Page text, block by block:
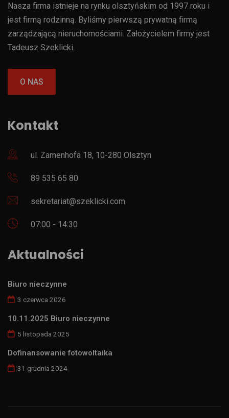
Nasza firma istnieje na rynku olsztyńskim od 1997 roku i
jest firmą rodzinną. Byliśmy pierwszą prywatną firmą
zarządzającą nieruchomościami. Założycielem firmy jest
Tadeusz Szeklicki.
O NAS
Kontakt
ul. Zamenhofa 18, 10-280 Olsztyn
89 535 65 80
sekretariat@szeklicki.com
07:00 - 14:30
Aktualności
Biuro nieczynne
3 czerwca 2026
10.11.2025 Biuro nieczynne
5 listopada 2025
Dofinansowanie fotowoltaika
31 grudnia 2024